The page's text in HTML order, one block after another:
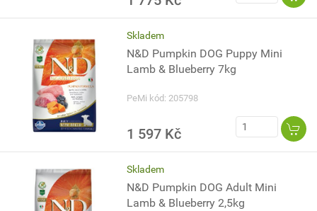
Skladem
N&D Pumpkin DOG Puppy Mini
Lamb & Blueberry 7kg
PeMi kód: 205798
1 597 Kč
Skladem
N&D Pumpkin DOG Adult Mini
Lamb & Blueberry 2,5kg